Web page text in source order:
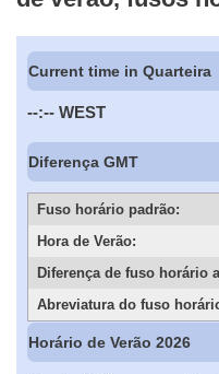
Current time in Quarteira
--:-- WEST
Diferença GMT
Fuso horário padrão:
Hora de Verão:
Diferença de fuso horário
Abreviatura do fuso
Horário de Verão 2026